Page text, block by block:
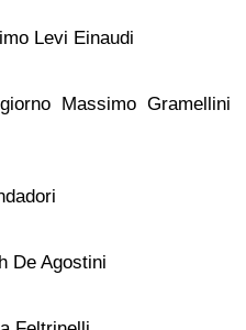
Levi Einaudi
Massimo Gramellini
De Agostini